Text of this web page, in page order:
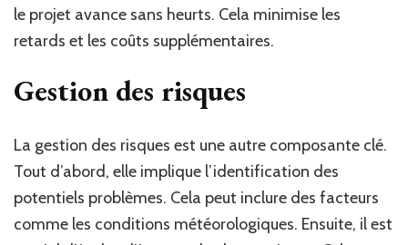
le projet avance sans heurts. Cela minimise les
retards et les coûts supplémentaires.
Gestion des risques
La gestion des risques est une autre composante clé.
Tout d’abord, elle implique l’identification des
potentiels problèmes. Cela peut inclure des facteurs
comme les conditions météorologiques. Ensuite, il est